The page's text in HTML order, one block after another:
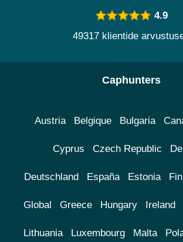
4.9
49317 klientide
Caphunters
Austria Belgique Bulgaria
Cyprus Czech Republic
Deutschland España Estonia
Global Greece Hungary Ireland
Lithuania Luxembourg Malta